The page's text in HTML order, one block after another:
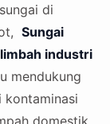
di
Sungai
industri
mendukung
kontaminasi